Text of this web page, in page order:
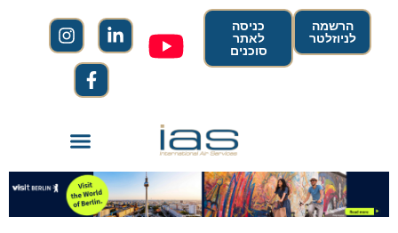
הרשמה
לניוזלטר
כניסה
לאתר
סוכנים